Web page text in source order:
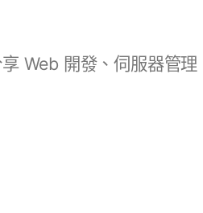
Web 開發、伺服器管理